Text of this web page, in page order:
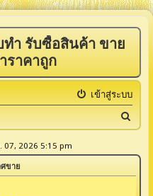
ทำ รับซื้อสินค้า ขาย
ราคาถูก
เข้าสู่ระบบ
น
07, 2026 5:15 pm
ขาย